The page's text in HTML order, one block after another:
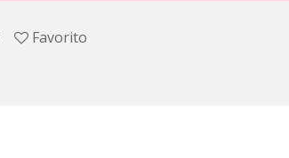
Favorito